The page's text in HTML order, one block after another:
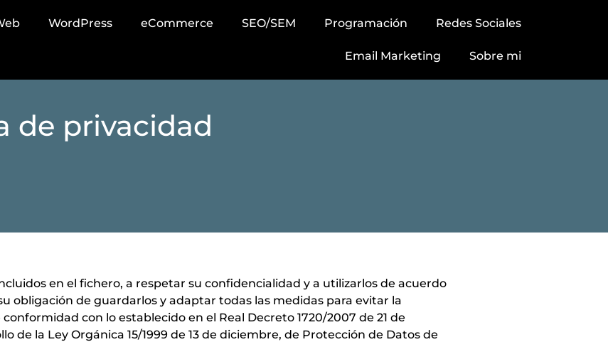
WordPress eCommerce SEO/SEM Programación Redes Sociales
Email Marketing Sobre mi
de privacidad
en el fichero, a respetar su confidencialidad y a utilizarlos de acuerdo
obligación de guardarlos y adaptar todas las medidas para evitar la
con lo establecido en el Real Decreto 1720/2007 de 21 de
la Ley Orgánica 15/1999 de 13 de diciembre, de Protección de Datos de